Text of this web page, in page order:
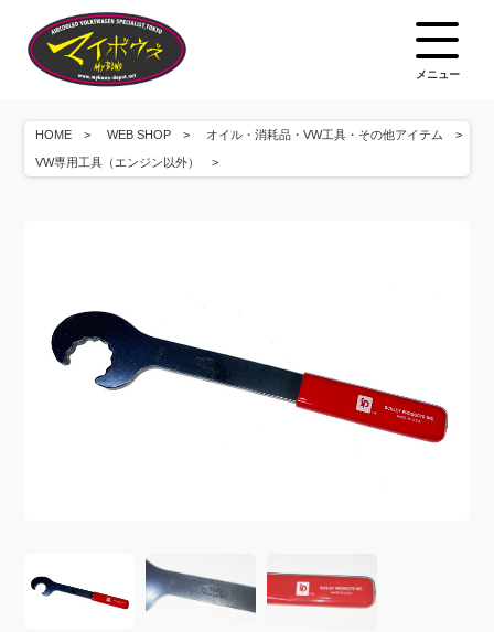
メニュー
HOME WEB SHOP オイル・消耗品・VW工具・その他アイテム
VW専用工具（エンジン以外）